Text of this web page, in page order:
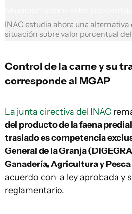
INAC estudia ahora una alternativa
situación sobre valor porcentual
Control de la carne y su
corresponde al MGAP
La junta directiva del INAC
del producto de la faena
traslado es competencia
General de la Granja
Ganadería, Agricultura y
acuerdo con la ley aprobada y
reglamentario.